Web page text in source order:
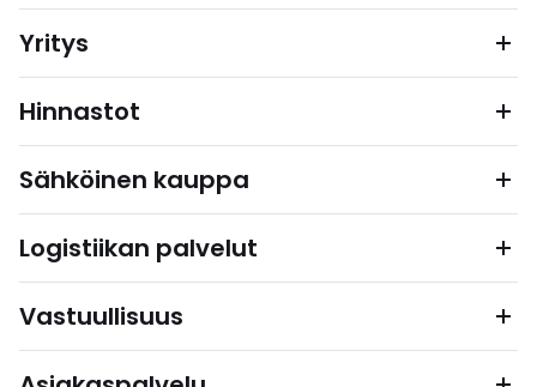
Yritys
Hinnastot
Sähköinen kauppa
Logistiikan palvelut
Vastuullisuus